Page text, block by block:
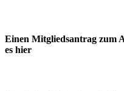
Einen Mitgliedsantrag zum
es hier